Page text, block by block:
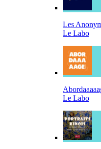
Les
Le Labo
Le Labo